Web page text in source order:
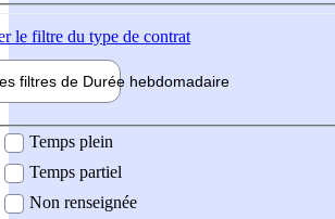
le filtre du type de contrat
filtres de Durée hebdomadaire
Temps plein
Temps partiel
Non renseignée